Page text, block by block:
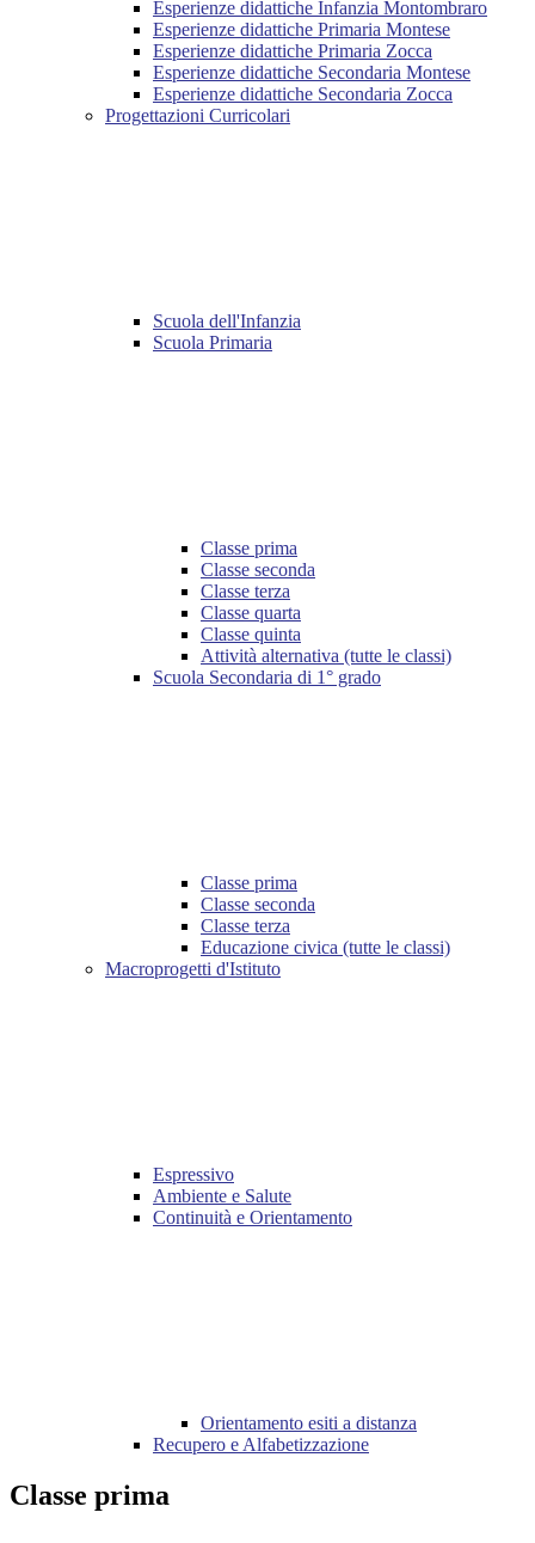
Esperienze didattiche Infanzia Montombraro
Esperienze didattiche Primaria Montese
Esperienze didattiche Primaria Zocca
Esperienze didattiche Secondaria Montese
Esperienze didattiche Secondaria Zocca
Progettazioni Curricolari
Scuola dell'Infanzia
Scuola Primaria
Classe prima
Classe seconda
Classe terza
Classe quarta
Classe quinta
Attività alternativa (tutte le classi)
Scuola Secondaria di 1° grado
Classe prima
Classe seconda
Classe terza
Educazione civica (tutte le classi)
Macroprogetti d'Istituto
Espressivo
Ambiente e Salute
Continuità e Orientamento
Orientamento esiti a distanza
Recupero e Alfabetizzazione
Classe prima